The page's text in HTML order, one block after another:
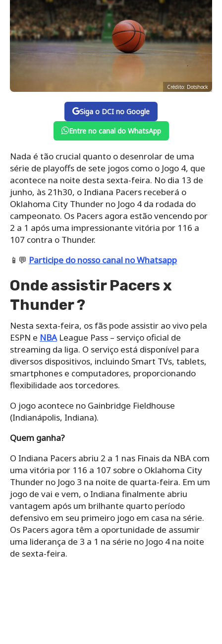
Crédito: Dotshock
Siga o DCI no Google
Entre no canal do WhatsApp
Nada é tão crucial quanto o desenrolar de uma
série de playoffs de sete jogos como o Jogo 4, que
acontece na noite desta sexta-feira. No dia 13 de
junho, às 21h30, o Indiana Pacers receberá o
Oklahoma City Thunder no Jogo 4 da rodada do
campeonato. Os Pacers agora estão vencendo por
2 a 1 após uma impressionante vitória por 116 a
107 contra o Thunder.
📱💬 Participe do nosso canal no Whatsapp
Onde assistir Pacers x
Thunder ?
Nesta sexta-feira, os fãs pode assistir ao vivo pela
ESPN e NBALeague Pass – serviço oficial de
streaming da liga. O serviço está disponível para
diversos dispositivos, incluindo Smart TVs, tablets,
smartphones e computadores, proporcionando
flexibilidade aos torcedores.
O jogo acontece no Gainbridge Fieldhouse
(Indianápolis, Indiana).
Quem ganha?
O Indiana Pacers abriu 2 a 1 nas Finais da NBA com
uma vitória por 116 a 107 sobre o Oklahoma City
Thunder no Jogo 3 na noite de quarta-feira. Em um
jogo de vai e vem, o Indiana finalmente abriu
vantagem após um brilhante quarto período
defensivo em seu primeiro jogo em casa na série.
Os Pacers agora têm a oportunidade de assumir
uma liderança de 3 a 1 na série no Jogo 4 na noite
de sexta-feira.